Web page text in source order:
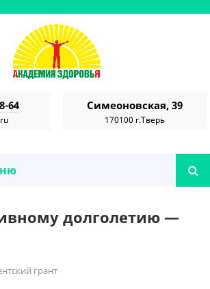
64 Симеоновская, 39
170100 г.Тверь
долголетию —
грант